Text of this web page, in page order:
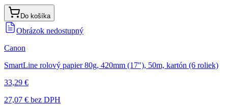
Do košíka
Obrázok nedostupný
Canon
SmartLine rolový papier 80g, 420mm (17"), 50m, kartón (6 roliek)
33,29 €
27,07 € bez DPH